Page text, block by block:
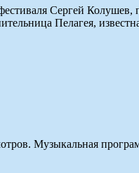
Сергей Колушев,
Пелагея,
Музыкальная